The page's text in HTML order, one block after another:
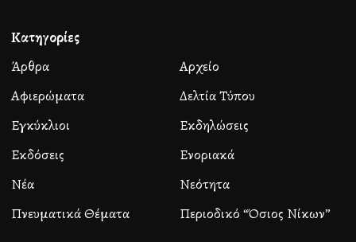
Κατηγορίες
Άρθρα
Αρχείο
Αφιερώματα
Δελτία Τύπου
Εγκύκλιοι
Εκδηλώσεις
Εκδόσεις
Ενοριακά
Νέα
Νεότητα
Πνευματικά Θέματα
Περιοδικό “Όσιος Νίκων”